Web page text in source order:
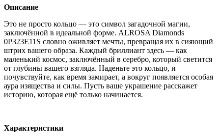
Описание
Это не просто кольцо — это символ загадочной магии,
заключённой в идеальной форме. ALROSA Diamonds
0P323E11S словно оживляет мечты, превращая их в сияющий
штрих вашего образа. Каждый бриллиант здесь — как
маленький космос, заключённый в серебро, который светится
от глубины вашего взгляда. Наденьте это кольцо, и
почувствуйте, как время замирает, а вокруг появляется особая
аура изящества и силы. Пусть ваше украшение расскажет
историю, которая ещё только начинается.
Характеристики